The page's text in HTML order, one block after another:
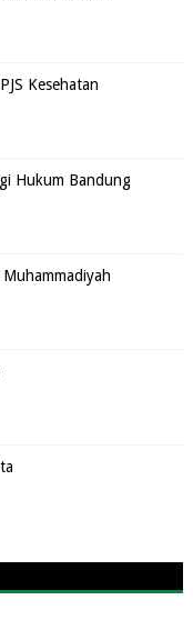
Kesehatan
Hukum Bandung